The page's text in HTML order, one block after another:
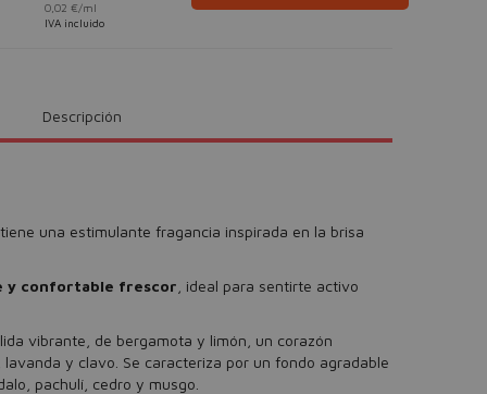
0,02 €/ml
IVA incluido
Descripción
tiene una estimulante fragancia inspirada en la brisa
y confortable frescor , ideal para sentirte activo
vibrante, de bergamota y limón, un corazón
y clavo. Se caracteriza por un fondo agradable
pachulí, cedro y musgo.